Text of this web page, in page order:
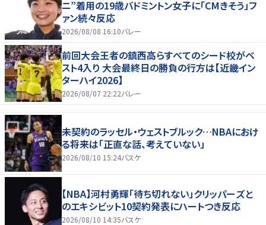
ニ”着用の19歳バドミントン女子に「CMきそう」フ
ァン続々反応
2026/08/08 16:10バレー
前回大会王者の鎮西高らすべてのシード校がベ
スト4入り 大会最終日の勝負の行方は【近畿イン
ターハイ2026】
2026/08/07 22:22バレー
未契約のラッセル・ウェストブルック…NBAにおけ
る将来は「正直な話、考えていない」
2026/08/10 15:24バスケ
【NBA】河村勇輝「待ち切れない」クリッパーズと
のエキシビット10契約発表にハートつき反応
2026/08/10 14:35バスケ